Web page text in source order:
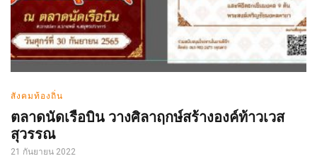
สังคมท้องถิ่น
ตลาดนัดเรือบิน วางศิลาฤกษ์สร้างองค์ท้าวเวส
สุวรรณ
21 กันยายน 2022